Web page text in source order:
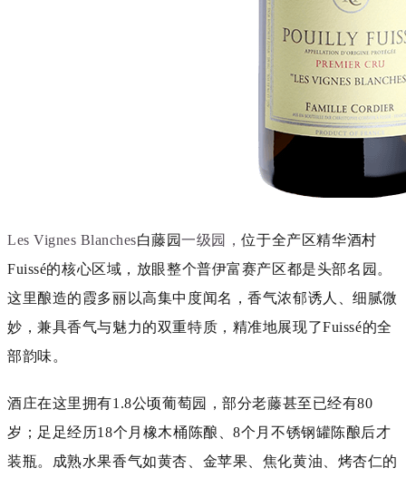
Les Vignes Blanches白藤园一级园，位于全产区精华酒村
Fuissé的核心区域，放眼整个普伊富赛产区都是头部名园。
这里酿造的霞多丽以高集中度闻名，香气浓郁诱人、细腻微
妙，兼具香气与魅力的双重特质， 精准地展现了Fuissé的全
部韵味 。
酒庄在这里拥有1.8公顷葡萄园，部分老藤甚至已经有80
岁；足足经历18个月橡木桶陈酿、8个月不锈钢罐陈酿后才
装瓶。成熟水果香气如黄杏、金苹果、焦化黄油、烤杏仁的